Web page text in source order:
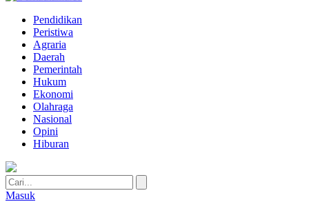
Pendidikan
Peristiwa
Agraria
Daerah
Pemerintah
Hukum
Ekonomi
Olahraga
Nasional
Opini
Hiburan
Masuk